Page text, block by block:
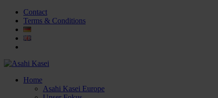
Contact
Terms & Conditions
Home
Asahi Kasei Europe